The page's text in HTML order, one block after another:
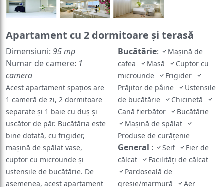
Apartament cu 2 dormitoare şi terasă
Dimensiuni: 95 mp
Numar de camere: 1
camera
Acest apartament spațios are
1 cameră de zi, 2 dormitoare
separate și 1 baie cu duș și
uscător de păr. Bucătăria este
bine dotată, cu frigider,
mașină de spălat vase,
cuptor cu microunde și
ustensile de bucătărie. De
asemenea, acest apartament
Bucătărie:
Mașină de
cafea
Masă
Cuptor cu
microunde
Frigider
Prăjitor de pâine
Ustensile
de bucătărie
Chicinetă
Cană fierbător
Bucătărie
Maşină de spălat
Produse de curățenie
General : Seif
Fier de
călcat
Facilităţi de călcat
Pardoseală de
gresie/marmură
Aer